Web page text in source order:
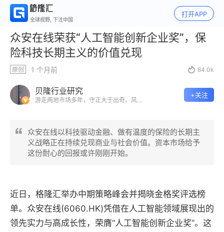
全球视野, 下注中国
打开APP
众安在线荣获“人工智能创新企业奖”，保
险科技长期主义的价值兑现
原创 1 个月前  84.0k
贝隆行业研究
游走两地市场多年，守正大于出奇。风险
+关注
众安在线以科技驱动金融、做有温度的保险的长期主
义战略正在持续兑现商业与社会价值。资本市场给予
这份耐心的回报或许刚刚开始。
近日，格隆汇举办中期策略峰会并揭晓金格奖评选榜
单。众安在线(6060.HK)凭借在人工智能领域展现出的
领先实力与高成长性，荣膺“人工智能创新企业奖”。这